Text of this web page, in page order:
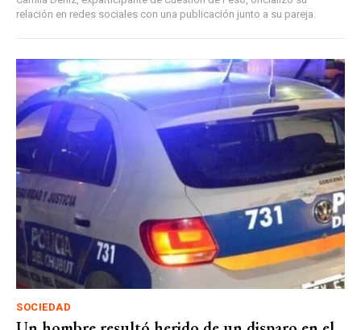
relación en redes sociales con una publicación junto a su pareja.
SOCIEDAD